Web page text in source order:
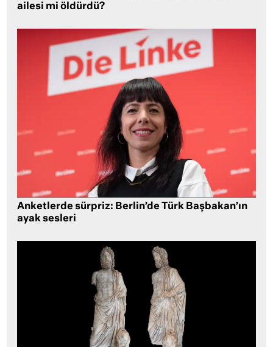
ailesi mi öldürdü?
Anketlerde sürpriz: Berlin’de Türk Başbakan’ın
ayak sesleri